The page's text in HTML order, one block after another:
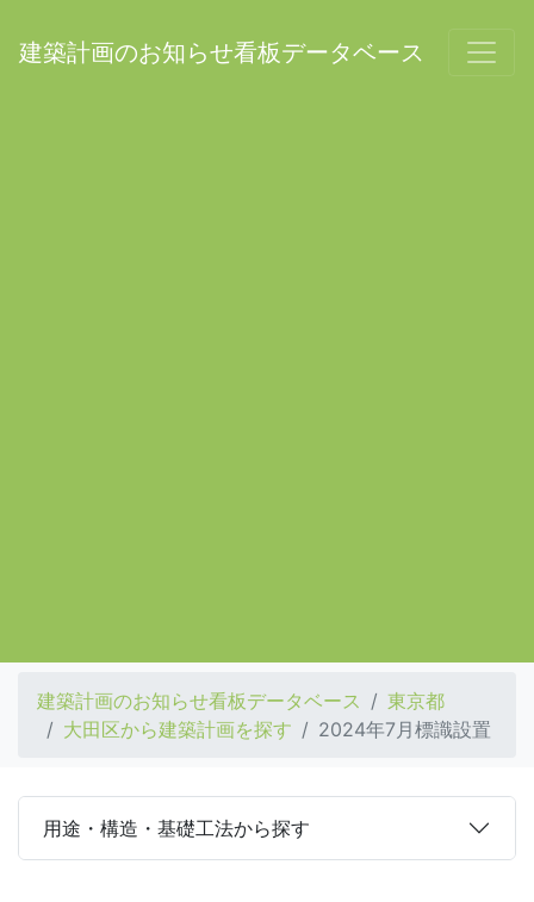
建築計画のお知らせ看板データベース
建築計画のお知らせ看板データベース
東京都
大田区から建築計画を探す
2024年7月標識設置
用途・構造・基礎工法から探す